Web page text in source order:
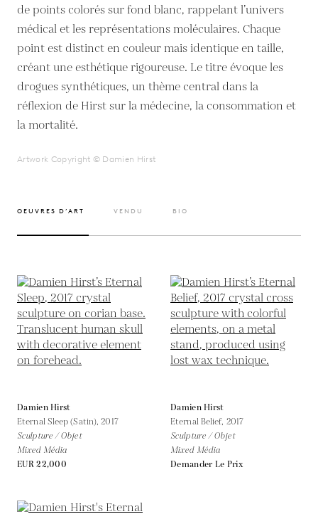
de points colorés sur fond blanc, rappelant l’univers
médical et les représentations moléculaires. Chaque
point est distinct en couleur mais identique en taille,
créant une esthétique rigoureuse. Le titre évoque les
drogues synthétiques, un thème central dans la
réflexion de Hirst sur la médecine, la consommation et
la mortalité.
Artwork Copyright © Damien Hirst
OEUVRES D’ART VENDU BIO
Damien Hirst
Eternal Sleep (Satin),2017
Sculpture / Objet
Mixed Média
EUR 22,000
Damien Hirst
Eternal Belief, 2017
Sculpture / Objet
Mixed Média
Demander Le Prix